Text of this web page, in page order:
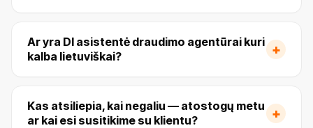
Ar yra DI asistentė draudimo agentūrai kuri
kalba lietuviškai?
+
Kas atsiliepia, kai negaliu — atostogų metu
ar kai esi susitikime su klientu?
+